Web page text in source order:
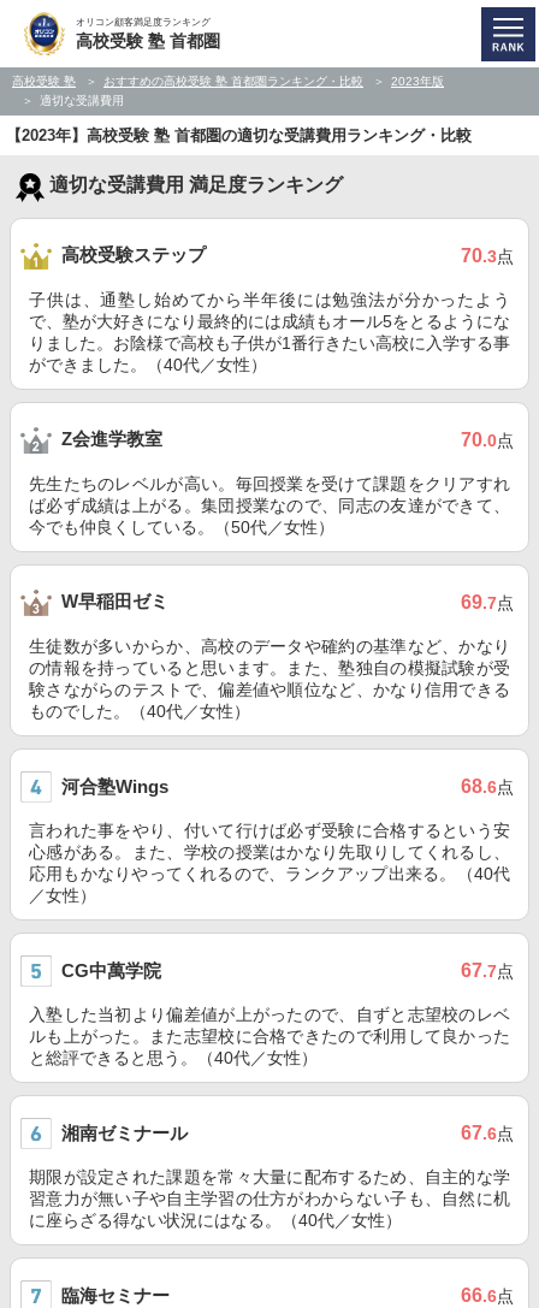
オリコン顧客満足度ランキング
高校受験 塾 首都圏
高校受験 塾 おすすめの高校受験 塾 首都圏ランキング・比較
2023年版
適切な受講費用
【2023年】高校受験 塾 首都圏の適切な受講費用ランキング・比較
適切な受講費用 満足度ランキング
高校受験ステップ 70.3点
子供は、通塾し始めてから半年後には勉強法が分かったよう
で、塾が大好きになり最終的には成績もオール5をとるようにな
りました。お陰様で高校も子供が1番行きたい高校に入学する事
ができました。（40代／女性）
Z会進学教室 70.0点
先生たちのレベルが高い。毎回授業を受けて課題をクリアすれ
ば必ず成績は上がる。集団授業なので、同志の友達ができて、
今でも仲良くしている。（50代／女性）
W早稲田ゼミ 69.7点
生徒数が多いからか、高校のデータや確約の基準など、かなり
の情報を持っていると思います。また、塾独自の模擬試験が受
験さながらのテストで、偏差値や順位など、かなり信用できる
ものでした。（40代／女性）
河合塾Wings 68.6点
言われた事をやり、付いて行けば必ず受験に合格するという安
心感がある。また、学校の授業はかなり先取りしてくれるし、
応用もかなりやってくれるので、ランクアップ出来る。（40代
／女性）
CG中萬学院 67.7点
入塾した当初より偏差値が上がったので、自ずと志望校のレベ
ルも上がった。また志望校に合格できたので利用して良かった
と総評できると思う。（40代／女性）
湘南ゼミナール 67.6点
期限が設定された課題を常々大量に配布するため、自主的な学
習意力が無い子や自主学習の仕方がわからない子も、自然に机
に座らざる得ない状況にはなる。（40代／女性）
臨海セミナー 66.6点